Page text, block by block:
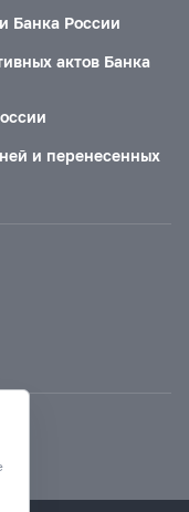
Банка России
актов Банка
и перенесенных